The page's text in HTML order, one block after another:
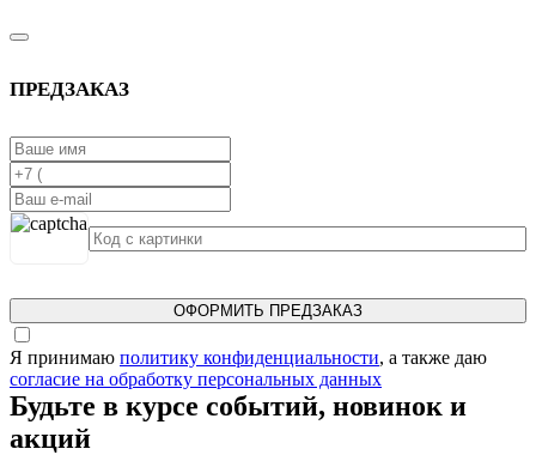
ПРЕДЗАКАЗ
ОФОРМИТЬ ПРЕДЗАКАЗ
Я принимаю политику конфиденциальности, а также даю
согласие на обработку персональных данных
Будьте в курсе событий, новинок и
акций